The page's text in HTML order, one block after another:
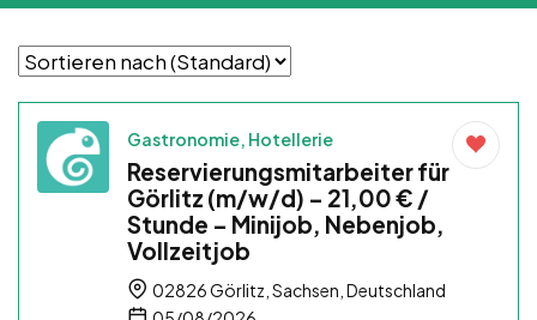
Gastronomie, Hotellerie
Reservierungsmitarbeiter für
Görlitz (m/w/d) – 21,00 € /
Stunde – Minijob, Nebenjob,
Vollzeitjob
02826 Görlitz, Sachsen, Deutschland